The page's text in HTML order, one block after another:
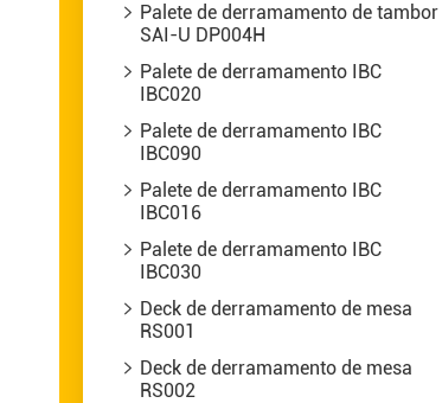

Palete de derramamento de tambor
SAI-U DP004H

Palete de derramamento IBC
IBC020

Palete de derramamento IBC
IBC090

Palete de derramamento IBC
IBC016

Palete de derramamento IBC
IBC030

Deck de derramamento de mesa
RS001

Deck de derramamento de mesa
RS002